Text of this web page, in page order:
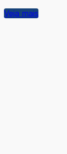
Veja mais